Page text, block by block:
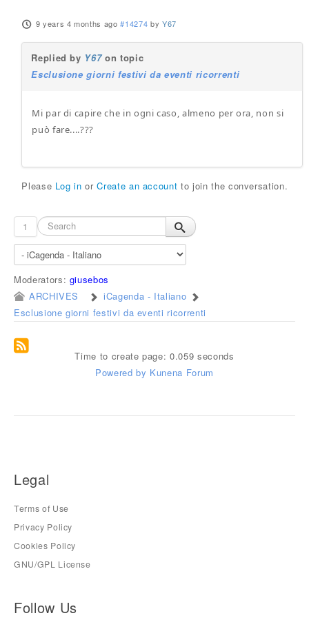
9 years 4 months ago #14274 by Y67
Replied by Y67on topic
Esclusione giorni festivi da eventi ricorrenti
Mi par di capire che in ogni caso, almeno per ora, non si
può fare....???
Please Log in orCreate an account to join the conversation.
1
Moderators: giusebos
ARCHIVES
iCagenda - Italiano
Esclusione giorni festivi da eventi ricorrenti
Time to create page: 0.059 seconds
Powered by Kunena Forum
Legal
Terms of Use
Privacy Policy
Cookies Policy
GNU/GPL License
Follow Us